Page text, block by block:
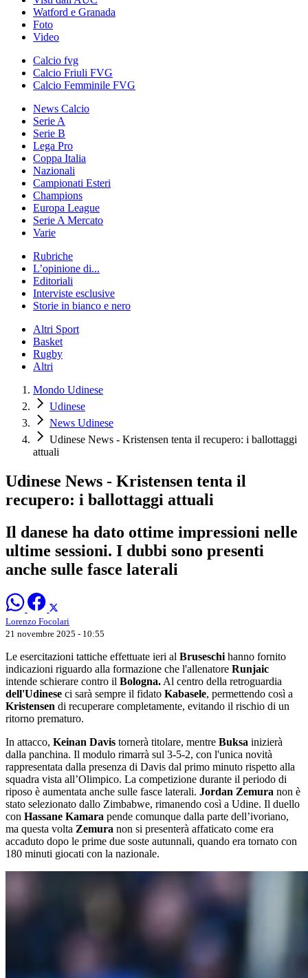
Watford e Granada
Foto
Video
Calcio fvg
Calcio Friuli FVG
Calcio Femminile FVG
News Calcio
Serie A
Serie B
Lega Pro
Coppa Italia
Nazionali
Campionati Esteri
Champions
Europa League
Serie A Mercato
Varie
Rubriche
L’opinione di...
Editoriali
Interviste esclusive
Storie in bianco e nero
Altri Sport
Basket
Rugby
Altri
Mondo Udinese
Udinese
News Udinese
Udinese News - Kristensen tenta il recupero: i ballottaggi
attuali
Udinese News - Kristensen tenta il
recupero: i ballottaggi attuali
Il danese ha dato ottime impressioni nelle
ultime sessioni. I dubbi sono presenti
anche sulle fasce laterali
Lorenzo Focolari
21 novembre 2025 - 10:55
Le esercitazioni tattiche effettuate ieri al Bruseschi hanno fornito
indicazioni riguardo alla formazione che l'allenatore Runjaic
intende schierare contro il Bologna. Al centro della retroguardia
dell'Udinese ci sarà sempre il fidato Kabasele, permettendo così a
Kristensen di recuperare completamente, evitando il rischio di un
ritorno prematuro.
In attacco, Keinan Davis tornerà titolare, mentre Buksa inizierà
dalla panchina. Il modulo rimarrà sul 3-5-2, con l'unica novità
rappresentata dalla presenza di Davis dal primo minuto rispetto alla
squadra vista all’Olimpico. La competizione durante il periodo di
riposo è aumentata anche sulle fasce laterali. Jordan Zemura non è
stato selezionato dallo Zimbabwe, rimanendo così a Udine. Il duello
con Hassane Kamara pende comunque dalla parte dell’ivoriano,
ma questa volta Zemura non si presenterà affaticato come era
accaduto dopo le prime due soste autunnali, quando era tornato con
180 minuti giocati con la nazionale.